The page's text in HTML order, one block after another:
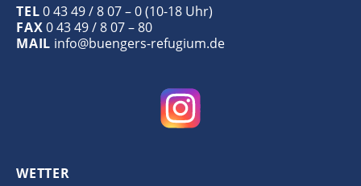
TEL0 43 49 / 8 07 – 0 (10-18 Uhr)
FAX0 43 49 / 8 07 – 80
MAIL info@buengers-refugium.de
WETTER